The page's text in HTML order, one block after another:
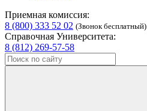
Приемная комиссия:
8 (800) 333 52 02 (Звонок бесплатный)
Справочная Университета:
8 (812) 269-57-58